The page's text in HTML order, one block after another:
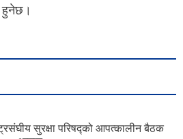
सुरक्षा परिषद्को आपत्कालीन बैठक
हुनेछ।